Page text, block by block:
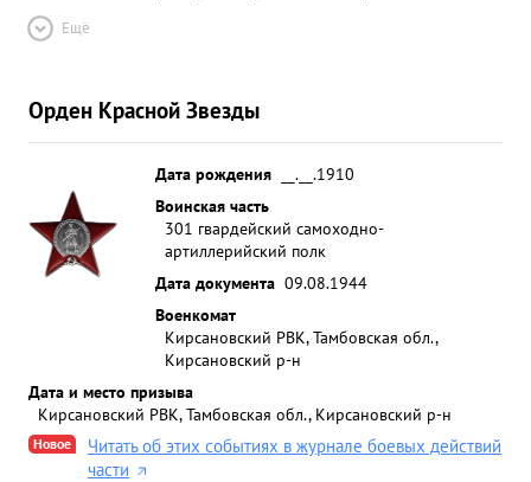
Ещё
Орден Красной Звезды
Дата рождения
__.__.1910
Воинская часть
301 гвардейский самоходно-
артиллерийский полк
Дата документа 09.08.1944
Военкомат
Кирсановский РВК, Тамбовская обл.,
Кирсановский р-н
Дата и место призыва
Кирсановский РВК, Тамбовская обл., Кирсановский р-н
Новое
Читать об этих событиях в журнале боевых действий
части